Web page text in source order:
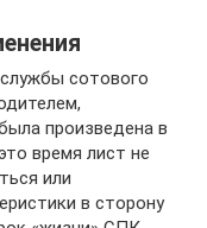
сотового
произведена в
время лист не
или
в сторону